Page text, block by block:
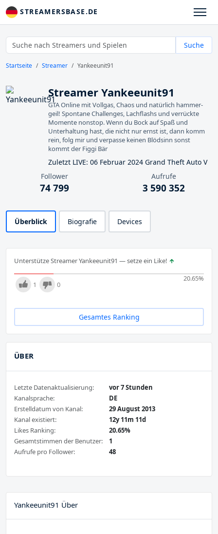
STREAMERSBASE.DE
Suche
Startseite Streamer Yankeeunit91
Streamer Yankeeunit91
GTA Online mit Vollgas, Chaos und natürlich hammer-
geil! Spontane Challenges, Lachflashs und verrückte
Momente nonstop. Wenn du Bock auf Spaß und
Unterhaltung hast, die nicht nur ernst ist, dann komm
rein, folg mir und verpasse keinen Blödsinn sonst
kommt der Figgi Bär
Zuletzt LIVE: 06 Februar 2024 Grand Theft Auto V
Follower
74 799
Aufrufe
3 590 352
Überblick Biografie Devices
Unterstütze Streamer Yankeeunit91 — setze ein Like!
20.65%
1 0
Gesamtes Ranking
ÜBER
Letzte Datenaktualisierung:
vor 7 Stunden
Kanalsprache:
DE
Erstelldatum von Kanal:
29 August 2013
Kanal existiert:
12y 11m 11d
Likes Ranking:
20.65%
Gesamtstimmen der Benutzer:
1
Aufrufe pro Follower:
48
Yankeeunit91 Über